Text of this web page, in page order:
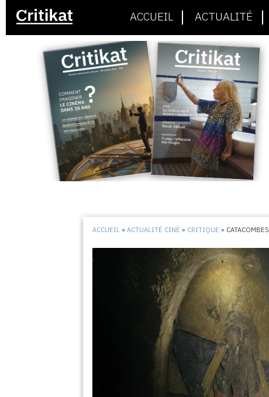
ACCUEIL ACTUALITÉ
ACCUEIL »ACTUALITÉ CINÉ » CRITIQUE » CATACOMBES